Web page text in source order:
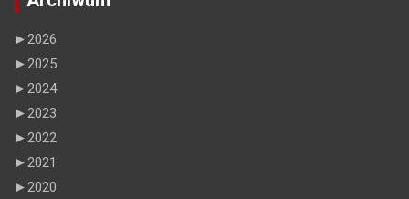
► 2026
► 2025
► 2024
► 2023
► 2022
► 2021
► 2020